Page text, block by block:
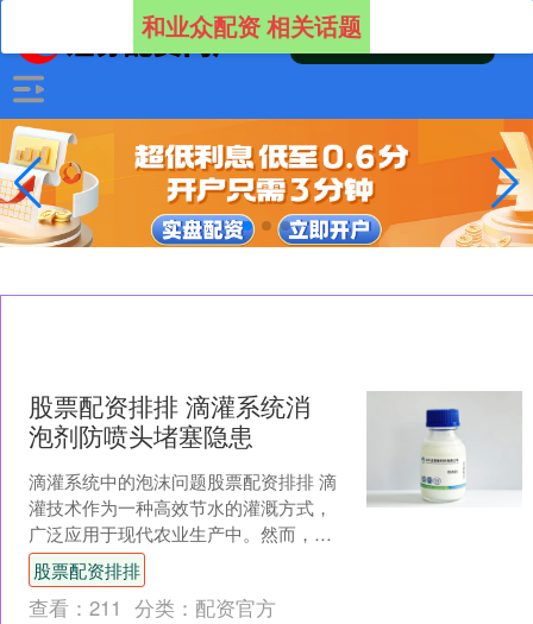
和业众配资 相关话题
股票配资排排 滴灌系统消
泡剂防喷头堵塞隐患
滴灌系统中的泡沫问题股票配资排排 滴
灌技术作为一种高效节水的灌溉方式，
广泛应用于现代农业生产中。然而，在
滴灌系统的运行过程中，泡沫的产生是
一个常见的问题。泡沫的....
股票配资排排
查看： 211 分类： 配资官方